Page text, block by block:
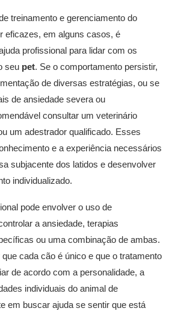
treinamento e gerenciamento do
eficazes, em alguns casos, é
profissional para lidar com os
seu pet. Se o comportamento persistir,
de diversas estratégias, ou se
de ansiedade severa ou
consultar um veterinário
um adestrador qualificado. Esses
e a experiência necessários
subjacente dos latidos e desenvolver
individualizado.
pode envolver o uso de
a ansiedade, terapias
ou uma combinação de ambas.
cada cão é único e que o tratamento
de acordo com a personalidade, a
individuais do animal de
em buscar ajuda se sentir que está